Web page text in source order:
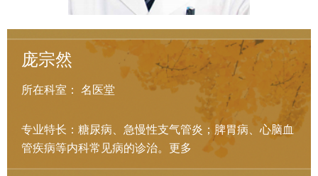
庞宗然
所在科室： 名医堂
专业特长：糖尿病、急慢性支气管炎；脾胃病、心脑血
管疾病等内科常见病的诊治。 更多